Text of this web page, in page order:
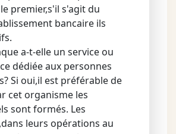
premier,s'il s'agit du
bancaire ils
a-t-elle un service ou
dédiée aux personnes
Si oui,il est préférable de
cet organisme les
sont formés. Les
leurs opérations au